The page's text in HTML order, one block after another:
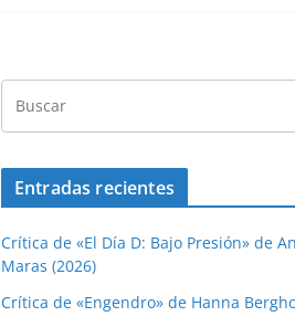
Entradas recientes
Crítica de «El Día D: Bajo Presión» de
Maras (2026)
Crítica de «Engendro» de Hanna